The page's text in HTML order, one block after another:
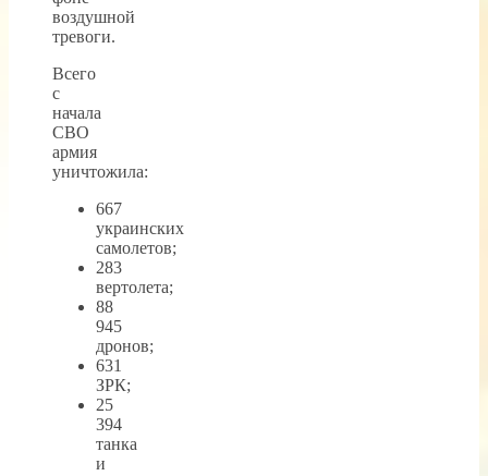
воздушной
тревоги.
Всего
с
начала
СВО
армия
уничтожила:
667
украинских
самолетов;
283
вертолета;
88
945
дронов;
631
ЗРК;
25
394
танка
и